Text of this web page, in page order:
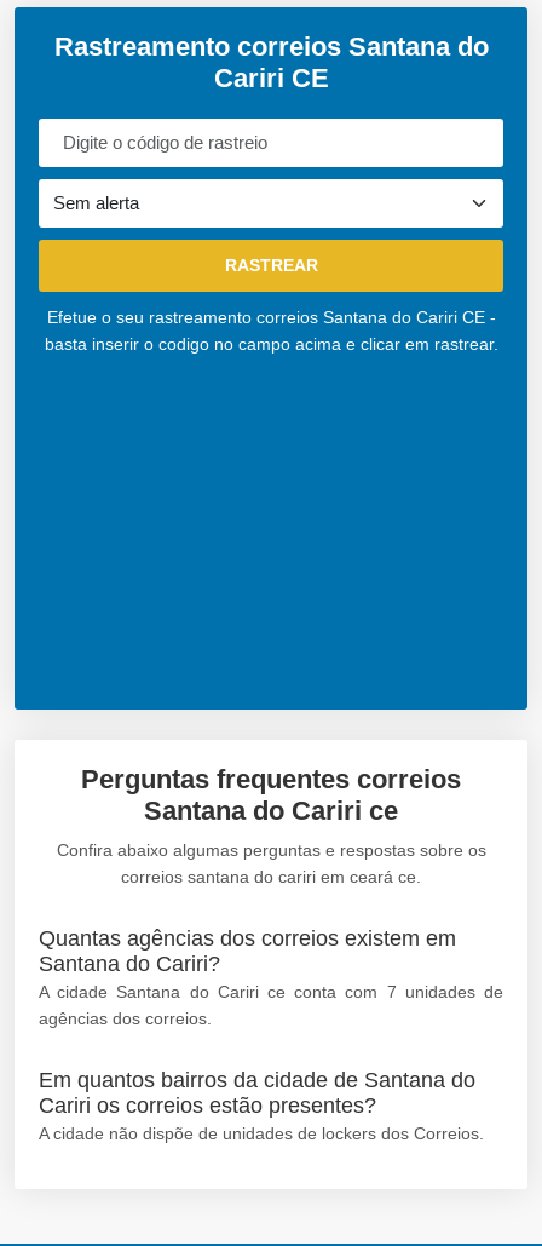
Rastreamento correios Santana do
Cariri CE
Efetue o seu rastreamento correios Santana do Cariri CE -
basta inserir o codigo no campo acima e clicar em rastrear.
Perguntas frequentes correios
Santana do Cariri ce
Confira abaixo algumas perguntas e respostas sobre os
correios santana do cariri em ceará ce.
Quantas agências dos correios existem em
Santana do Cariri?
A cidade Santana do Cariri ce conta com 7 unidades de
agências dos correios.
Em quantos bairros da cidade de Santana do
Cariri os correios estão presentes?
A cidade não dispõe de unidades de lockers dos Correios.